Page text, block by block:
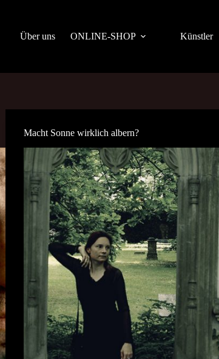
Über uns
ONLINE-SHOP Künstler
Macht Sonne wirklich albern?